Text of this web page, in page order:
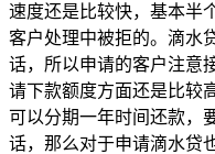
速度还是比较快，基本半
客户处理中被拒的。滴水
话，所以申请的客户注意
请下款额度方面还是比较
可以分期一年时间还款，
话，那么对于申请滴水贷